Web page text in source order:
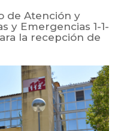
de Atención y
y Emergencias 1-1-
la recepción de